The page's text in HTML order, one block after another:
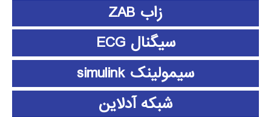
زاب ZAB
سیگنال ECG
سیمولینک simulink
شبکه آدلاین